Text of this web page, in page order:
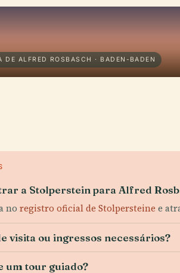
DE ALFRED ROSBASCH · BADEN-BADEN
a Stolperstein para Alfred
no registro oficial de Stolpersteine e
visita ou ingressos necessários?
um tour guiado?